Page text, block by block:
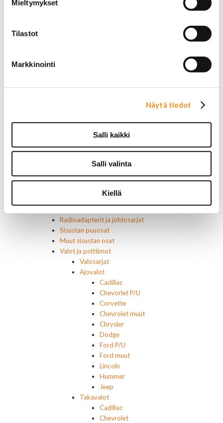
Mieltymykset
Tilastot
Markkinointi
Näytä tiedot
Salli kaikki
Salli valinta
Kiellä
22 tuumaiset vanteet
24 tuumaiset vanteet
Sisusta
Istuimet ja tarvikkeet
Lattiamatot
Ratit ja ratinpäälliset
Radioadapterit ja johtosarjat
Sisustan puuosat
Muut sisustan osat
Valot ja polttimot
Valosarjat
Ajovalot
Cadillac
Chevorlet P/U
Corvette
Chevrolet muut
Chrysler
Dodge
Ford P/U
Ford muut
Lincoln
Hummer
Jeep
Takavalot
Cadillac
Chevrolet